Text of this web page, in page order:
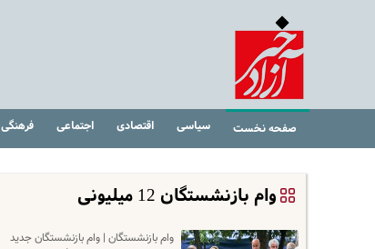
صفحه نخست سیاسی اقتصادی اجتماعی فرهنگی
وام بازنشستگان 12 میلیونی
وام بازنشستگان | وام بازنشستگان جدید